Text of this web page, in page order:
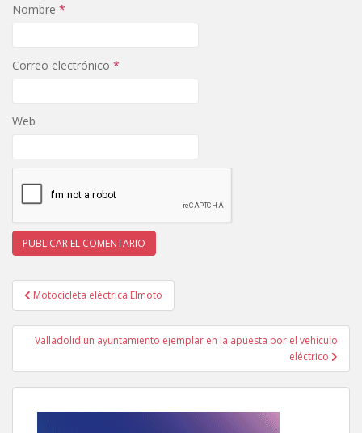
Nombre *
Correo electrónico *
Web
Navegación
de
entradas
Motocicleta eléctrica Elmoto
Valladolid un ayuntamiento ejemplar en la apuesta por el vehículo
eléctrico